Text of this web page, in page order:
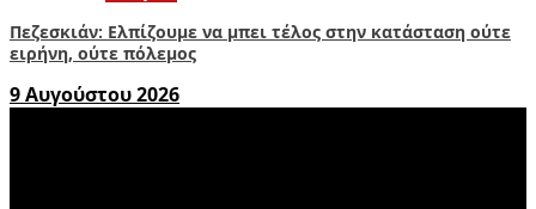
Πεζεσκιάν: Ελπίζουμε να μπει τέλος στην κατάσταση ούτε
ειρήνη, ούτε πόλεμος
9 Αυγούστου 2026